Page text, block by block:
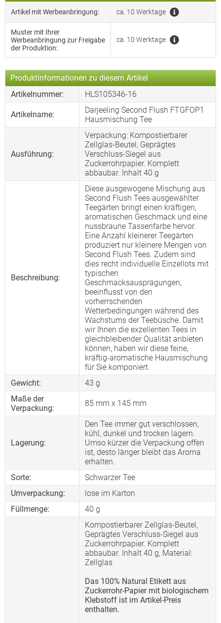
Artikel mit Werbeanbringung: ca. 10 Werktage
Muster mit Ihrer
Werbeanbringung zur Freigabe
der Produktion:
ca. 10 Werktage
Produktinformationen zu diesem Artikel
Artikelnummer:
HLS105346-16
Artikelname:
Darjeeling Second Flush FTGFOP1
Hausmischung Tee
Ausführung:
Verpackung: Kompostierbarer
Zellglas-Beutel, Geprägtes
Verschluss-Siegel aus
Zuckerrohrpapier. Komplett
abbaubar. Inhalt 40 g
Beschreibung:
Diese ausgewogene Mischung aus
Second Flush Tees ausgewählter
Teegärten bringt einen kräftigen,
aromatischen Geschmack und eine
nussbraune Tassenfarbe hervor.
Eine Anzahl kleinerer Teegärten
produziert nur kleinere Mengen von
Second Flush Tees. Zudem sind
dies recht individuelle Einzellots mit
typischen
Geschmacksausprägungen,
beeinflusst von den
vorherrschenden
Wetterbedingungen während des
Wachstums der Teebüsche. Damit
wir Ihnen die exzellenten Tees in
gleichbleibender Qualität anbieten
können, haben wir diese feine,
kräftig-aromatische Hausmischung
für Sie komponiert.
Gewicht:
43 g
Maße der
Verpackung:
85 mm x 145 mm
Lagerung:
Den Tee immer gut verschlossen,
kühl, dunkel und trocken lagern.
Umso kürzer die Verpackung offen
ist, desto länger bleibt das Aroma
erhalten.
Sorte:
Schwarzer Tee
Umverpackung:
lose im Karton
Füllmenge:
40 g
Kompostierbarer Zellglas-Beutel,
Geprägtes Verschluss-Siegel aus
Zuckerrohrpapier. Komplett
abbaubar. Inhalt 40 g, Material:
Zellglas
Das 100% Natural Etikett aus
Zuckerrohr-Papier mit biologischem
Klebstoff ist im Artikel-Preis
enthalten.